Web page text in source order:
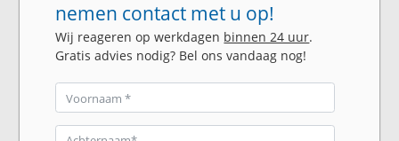
nemen contact met u op!
Wij reageren op werkdagen binnen 24 uur.
Gratis advies nodig? Bel ons vandaag nog!